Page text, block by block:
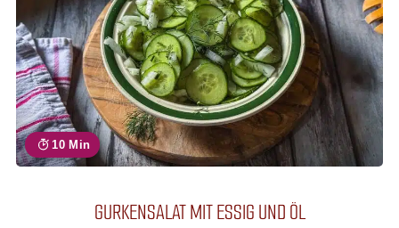
10 Min
GURKENSALAT MIT ESSIG UND ÖL